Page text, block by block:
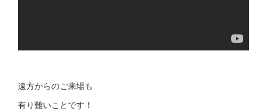
遠方からのご来場も
有り難いことです！